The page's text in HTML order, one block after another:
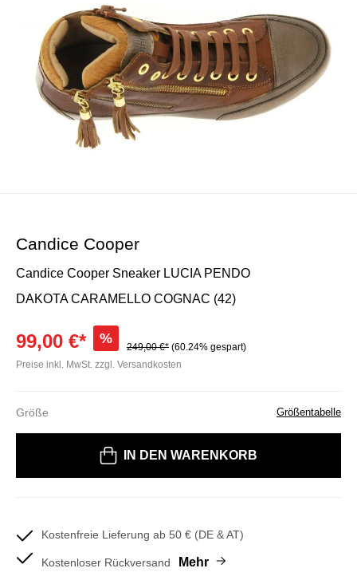
Candice Cooper
Candice Cooper Sneaker LUCIA PENDO
DAKOTA CARAMELLO COGNAC (42)
99,00 €* %
249,00 €* (60.24% gespart)
Preise inkl. MwSt. zzgl. Versandkosten
Größe Größentabelle
IN DEN WARENKORB
Kostenfreie Lieferung ab 50 € (DE & AT)
Kostenloser Rückversand Mehr